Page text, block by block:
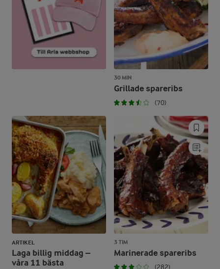
30 MIN
Grillade spareribs
(70)
ARTIKEL
Laga billig middag –
våra 11 bästa
3 TIM
Marinerade spareribs
(282)